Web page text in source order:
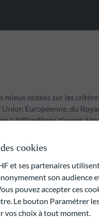
notées sur les
Européenne, du
à 100 millions d’euros.
catalyseurs
de perte en capital.
préjugent pas des
être garantie.
cookies
et ses partenaires
son audience
pouvez accepter ces
Le bouton Paramétrer
vos choix à tout moment.